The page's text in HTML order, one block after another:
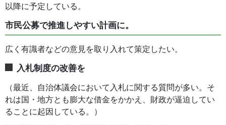
以降に予定している。
市民公募で推進しやすい計画に。
広く有識者などの意見を取り入れて策定したい。
入札制度の改善を
（最近、自治体議会において入札に関する質問が多い。そ
れは国・地方とも膨大な借金をかかえ、財政が逼迫してい
ることに起因している。）